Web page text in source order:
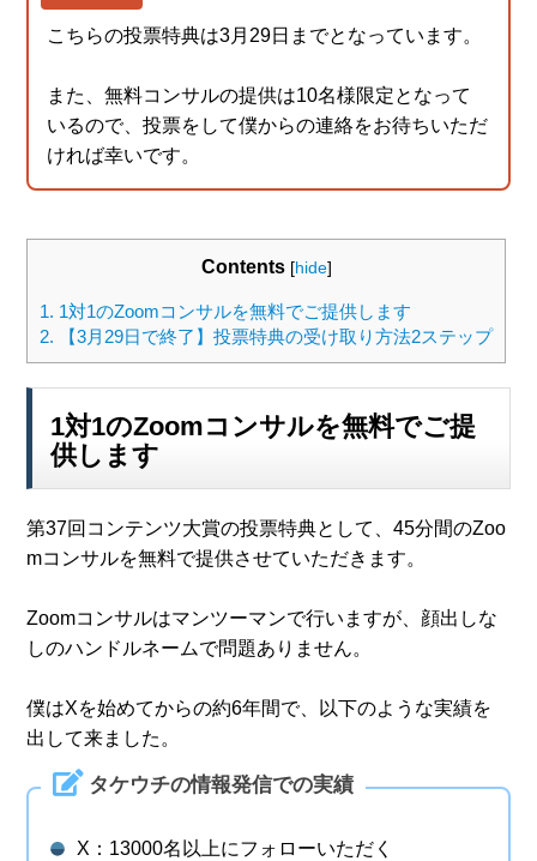
こちらの投票特典は3月29日までとなっています。
また、無料コンサルの提供は10名様限定となって
いるので、投票をして僕からの連絡をお待ちいただ
ければ幸いです。
Contents [hide]
1. 1対1のZoomコンサルを無料でご提供します
2. 【3月29日で終了】投票特典の受け取り方法2ステップ
1対1のZoomコンサルを無料でご提
供します
第37回コンテンツ大賞の投票特典として、45分間のZoo
mコンサルを無料で提供させていただきます。
Zoomコンサルはマンツーマンで行いますが、顔出しな
しのハンドルネームで問題ありません。
僕はXを始めてからの約6年間で、以下のような実績を
出して来ました。
タケウチの情報発信での実績
X：13000名以上にフォローいただく